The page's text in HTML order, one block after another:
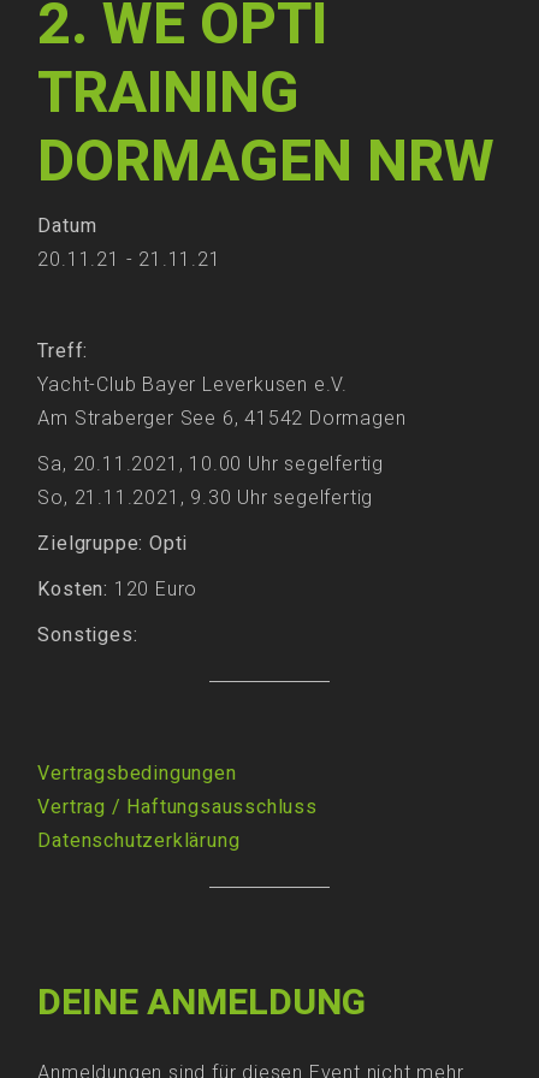
2. WE OPTI
TRAINING
DORMAGEN NRW
Datum
20.11.21 - 21.11.21
Treff:
Yacht-Club Bayer Leverkusen e.V.
Am Straberger See 6, 41542 Dormagen
Sa, 20.11.2021, 10.00 Uhr segelfertig
So, 21.11.2021, 9.30 Uhr segelfertig
Zielgruppe: Opti
Kosten: 120 Euro
Sonstiges:
Vertragsbedingungen
Vertrag / Haftungsausschluss
Datenschutzerklärung
DEINE ANMELDUNG